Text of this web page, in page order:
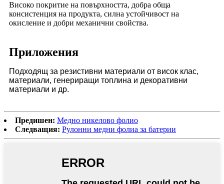
Високо покритие на повърхността, добра обща
консистенция на продукта, силна устойчивост на
окисление и добри механични свойства.
Приложения
Подходящ за резистивни материали от висок клас,
материали, генериращи топлина и декоративни
материали и др.
Предишен: Медно никелово фолио
Следващия: Рулонни медни фолиа за батерии